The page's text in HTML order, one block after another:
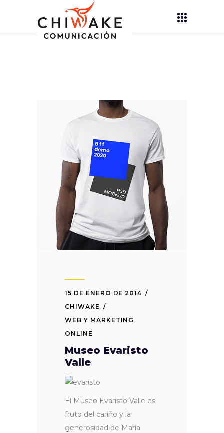
15 DE ENERO DE 2014
CHIWAKE
WEB Y MARKETING
ONLINE
Museo Evaristo
Valle
El Museo Evaristo Valle es
fruto del cariño y la
generosidad de María